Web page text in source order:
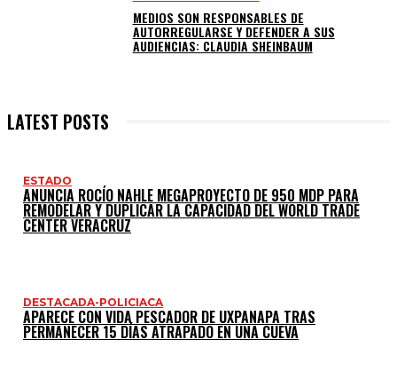
MEDIOS SON RESPONSABLES DE
AUTORREGULARSE Y DEFENDER A SUS
AUDIENCIAS: CLAUDIA SHEINBAUM
LATEST POSTS
ESTADO
ANUNCIA ROCÍO NAHLE MEGAPROYECTO DE 950 MDP PARA
REMODELAR Y DUPLICAR LA CAPACIDAD DEL WORLD TRADE
CENTER VERACRUZ
DESTACADA-POLICIACA
APARECE CON VIDA PESCADOR DE UXPANAPA TRAS
PERMANECER 15 DÍAS ATRAPADO EN UNA CUEVA